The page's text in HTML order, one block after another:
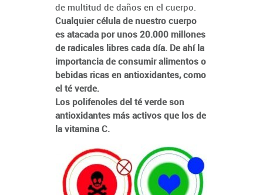
de multitud de daños en el cuerpo.
Cualquier célula de nuestro cuerpo
es atacada por unos 20.000 millones
de radicales libres cada día. De ahí la
importancia de consumir alimentos o
bebidas ricas en antioxidantes, como
el té verde.
Los polifenoles del té verde son
antioxidantes más activos que los de
la vitamina C.